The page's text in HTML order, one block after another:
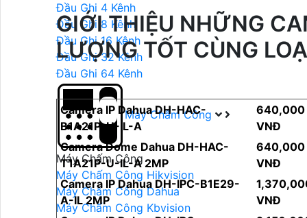
Đầu Ghi 4 Kênh
Đầu Ghi 8 Kênh
Đầu Ghi 16 Kênh
Đầu Ghi 32 Kênh
Đầu Ghi 64 Kênh
Máy Chấm Công
Máy Chấm Công
Máy Chấm Công Hikvision
Máy Chấm Công Dahua
Máy Chấm Công Kbvision
GIỚI THIỆU NHỮNG
LƯỢNG TỐT CÙNG
Camera IP Dahua DH-HAC-
B1A21P-U-IL-A
640,000
VNĐ
Camera Dome Dahua DH-HAC-
T1A21P-U-IL-A 2MP
640,000
VNĐ
Camera IP Dahua DH-IPC-B1E29-
A-IL 2MP
VNĐ